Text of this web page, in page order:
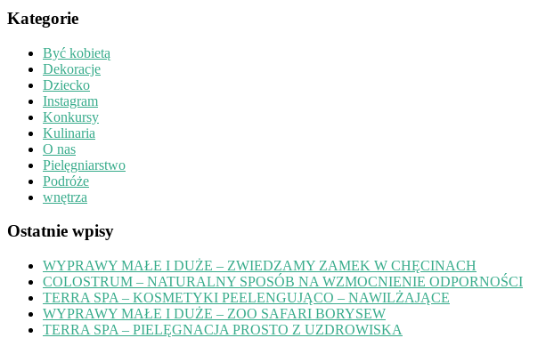
Kategorie
Być kobietą
Dekoracje
Dziecko
Instagram
Konkursy
Kulinaria
O nas
Pielęgniarstwo
Podróże
wnętrza
Ostatnie wpisy
WYPRAWY MAŁE I DUŻE – ZWIEDZAMY ZAMEK W CHĘCINACH
COLOSTRUM – NATURALNY SPOSÓB NA WZMOCNIENIE ODPORNOŚCI
TERRA SPA – KOSMETYKI PEELENGUJĄCO – NAWILŻAJĄCE
WYPRAWY MAŁE I DUŻE – ZOO SAFARI BORYSEW
TERRA SPA – PIELĘGNACJA PROSTO Z UZDROWISKA